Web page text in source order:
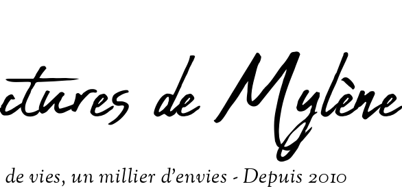
de Mylène
vies, un millier d'envies - Depuis 2010